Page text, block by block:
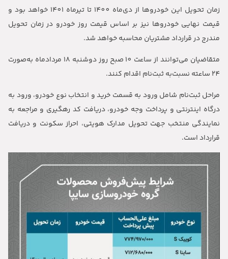
زمان تحویل این خودروها از دی‌ماه 1400 تا تیرماه 1401 خواهد بود و
قیمت نهایی خودروها نیز بر اساس قیمت روز خودرو در زمان تحویل
مندرج در قرارداد مشتریان محاسبه خواهد شد.
متقاضیان می‌توانند از ساعت 10 صبح روز دوشنبه 18 مردادماه به‌صورت
24 ساعته نسبت‌به ثبت‌نام اقدام کنند.
مراحل ثبت‌نام شامل ورود به قسمت خرید و انتخاب نوع خودرو، ورود به
درگاه اینترنتی و پرداخت وجه خودرو، دریافت کد رهگیری و مراجعه به
نمایندگی منتخب جهت تحویل مدارک هویتی، احراز سکونت و دریافت
قرارداد است.